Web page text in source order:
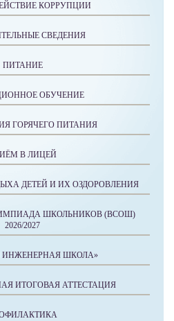
КОРРУПЦИИ
СВЕДЕНИЯ
ПИТАНИЕ
ОБУЧЕНИЕ
ГОРЯЧЕГО ПИТАНИЯ
В ЛИЦЕЙ
ДЕТЕЙ И ИХ ОЗДОРОВЛЕНИЯ
ШКОЛЬНИКОВ (ВСОШ)
2026/2027
ИНЖЕНЕРНАЯ ШКОЛА»
ИТОГОВАЯ АТТЕСТАЦИЯ